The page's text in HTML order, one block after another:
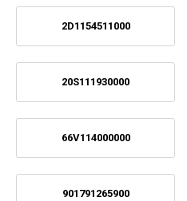
2D1154511000
20S111930000
66V114000000
901791265900